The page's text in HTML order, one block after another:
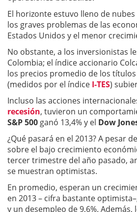
El horizonte estuvo lleno de
los graves problemas de las
Estados Unidos y el menor
No obstante, a los inversionistas
Colombia; el índice accionario
los precios promedio de los
(medidos por el índice I-TES)
Incluso las acciones
recesión, tuvieron un
S&P 500 ganó 13,4% y el Dow
¿Qué pasará en el 2013? A pesar
sobre el bajo crecimiento
tercer trimestre del año pasado,
se muestran optimistas.
En promedio, esperan un
en 2013 – cifra bastante
y un desempleo de 9,6%. Además,